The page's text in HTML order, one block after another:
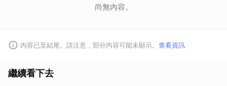
尚無內容。
內容已至結尾。請注意，部分內容可能未顯示。 查看資訊
繼續看下去